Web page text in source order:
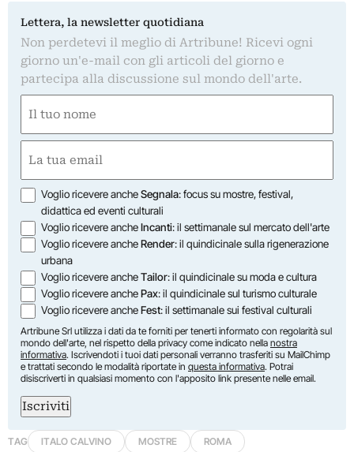
Lettera, la newsletter quotidiana
Non perdetevi il meglio di Artribune! Ricevi ogni
giorno un'e-mail con gli articoli del giorno e
partecipa alla discussione sul mondo dell'arte.
(Required)
First
(Required)
Opzioni
Voglio ricevere ancheSegnala: focus su mostre, festival,
didattica ed eventi culturali
Voglio ricevere ancheIncanti: il settimanale sul mercato dell'arte
Voglio ricevere ancheRender: il quindicinale sulla rigenerazione
urbana
Voglio ricevere ancheTailor: il quindicinale su moda e cultura
Voglio ricevere anchePax: il quindicinale sul turismo culturale
Voglio ricevere ancheFest: il settimanale sui festival culturali
Artribune Srl utilizza i dati da te forniti per tenerti informato con regolarità sul
mondo dell'arte, nel rispetto della privacy come indicato nella nostra
informativa. Iscrivendoti i tuoi dati personali verranno trasferiti su MailChimp
e trattati secondo le modalità riportate in questa informativa. Potrai
disiscriverti in qualsiasi momento con l'apposito link presente nelle email.
Iscriviti
TAG ITALO CALVINO MOSTRE ROMA